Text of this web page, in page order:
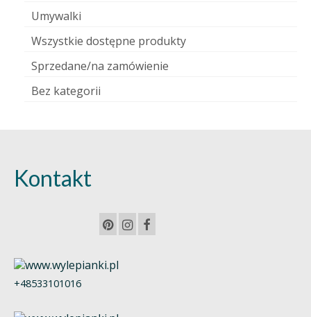
Umywalki
Wszystkie dostępne produkty
Sprzedane/na zamówienie
Bez kategorii
Kontakt
+48533101016